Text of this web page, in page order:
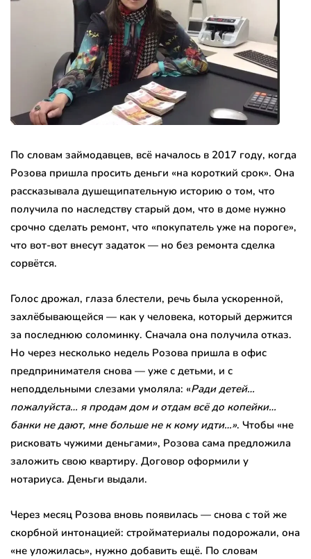
По словам займодавцев, всё началось в 2017 году, когда
Розова пришла просить деньги «на короткий срок». Она
рассказывала душещипательную историю о том, что
получила по наследству старый дом, что в доме нужно
срочно сделать ремонт, что «покупатель уже на пороге»,
что вот-вот внесут задаток — но без ремонта сделка
сорвётся.
Голос дрожал, глаза блестели, речь была ускоренной,
захлёбывающейся — как у человека, который держится
за последнюю соломинку. Сначала она получила отказ.
Но через несколько недель Розова пришла в офис
предпринимателя снова — уже с детьми, и с
неподдельными слезами умоляла: «Ради детей…
пожалуйста… я продам дом и отдам всё до копейки…
банки не дают, мне больше не к кому идти…». Чтобы «не
рисковать чужими деньгами», Розова сама предложила
заложить свою квартиру. Договор оформили у
нотариуса. Деньги выдали.
Через месяц Розова вновь появилась — снова с той же
скорбной интонацией: стройматериалы подорожали, она
«не уложилась», нужно добавить ещё. По словам